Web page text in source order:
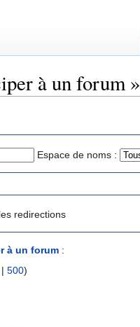
à un forum »
Espace de noms :
les redirections
à un forum :
| 500)